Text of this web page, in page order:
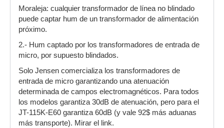
Moraleja: cualquier transformador de línea no blindado
puede captar hum de un transformador de alimentación
próximo.
2.- Hum captado por los transformadores de entrada de
micro, por supuesto blindados.
Solo Jensen comercializa los transformadores de
entrada de micro garantizando una atenuación
determinada de campos electromagnéticos. Para todos
los modelos garantiza 30dB de atenuación, pero para el
JT-115K-E60 garantiza 60dB (y vale 92$ más aduanas
más transporte). Mirar el link.